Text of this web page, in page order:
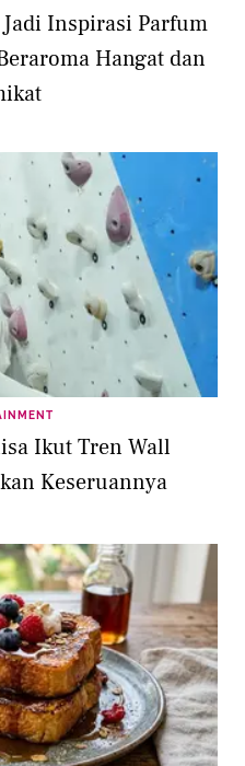
Inspirasi Parfum
Hangat dan
Ikut Tren Wall
Keseruannya